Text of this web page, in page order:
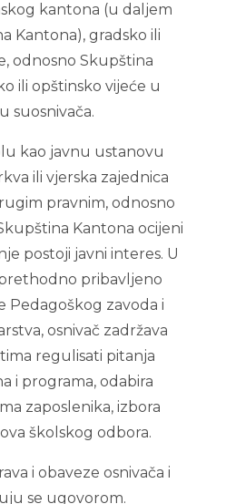
kantona (u daljem
Kantona), gradsko ili
odnosno Skupština
ili opštinsko vijeće u
suosnivača.
kao javnu ustanovu
ili vjerska zajednica
pravnim, odnosno
Kantona ocijeni
postoji javni interes. U
pribavljeno
Pedagoškog zavoda i
osnivač zadržava
regulisati pitanja
i programa, odabira
zaposlenika, izbora
školskog odbora.
i obaveze osnivača i
se ugovorom.